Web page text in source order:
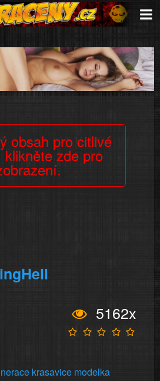
obsah pro citlivé
klikněte zde pro
5162x
krasavice modelka